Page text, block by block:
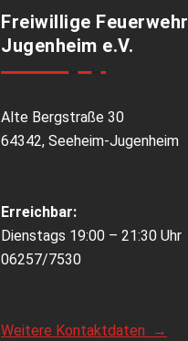
Freiwillige Feuerwehr
Jugenheim e.V.
Alte Bergstraße 30
64342, Seeheim-Jugenheim
Erreichbar:
Dienstags 19:00 – 21:30 Uhr
06257/7530
Weitere Kontaktdaten →